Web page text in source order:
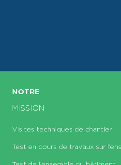
NOTRE
MISSION
Visites techniques de chantier
Test en cours de travaux sur